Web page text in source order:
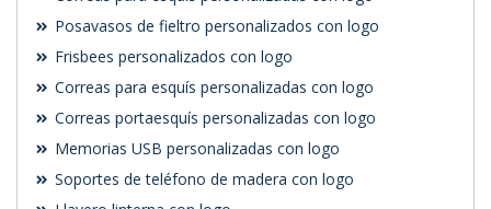
Posavasos de fieltro personalizados con logo
Frisbees personalizados con logo
Correas para esquís personalizadas con logo
Correas portaesquís personalizadas con logo
Memorias USB personalizadas con logo
Soportes de teléfono de madera con logo